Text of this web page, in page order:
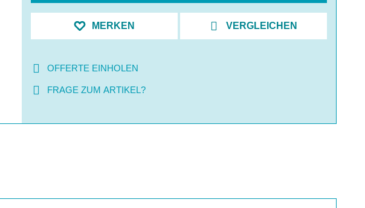
MERKEN VERGLEICHEN
OFFERTE EINHOLEN
FRAGE ZUM ARTIKEL?